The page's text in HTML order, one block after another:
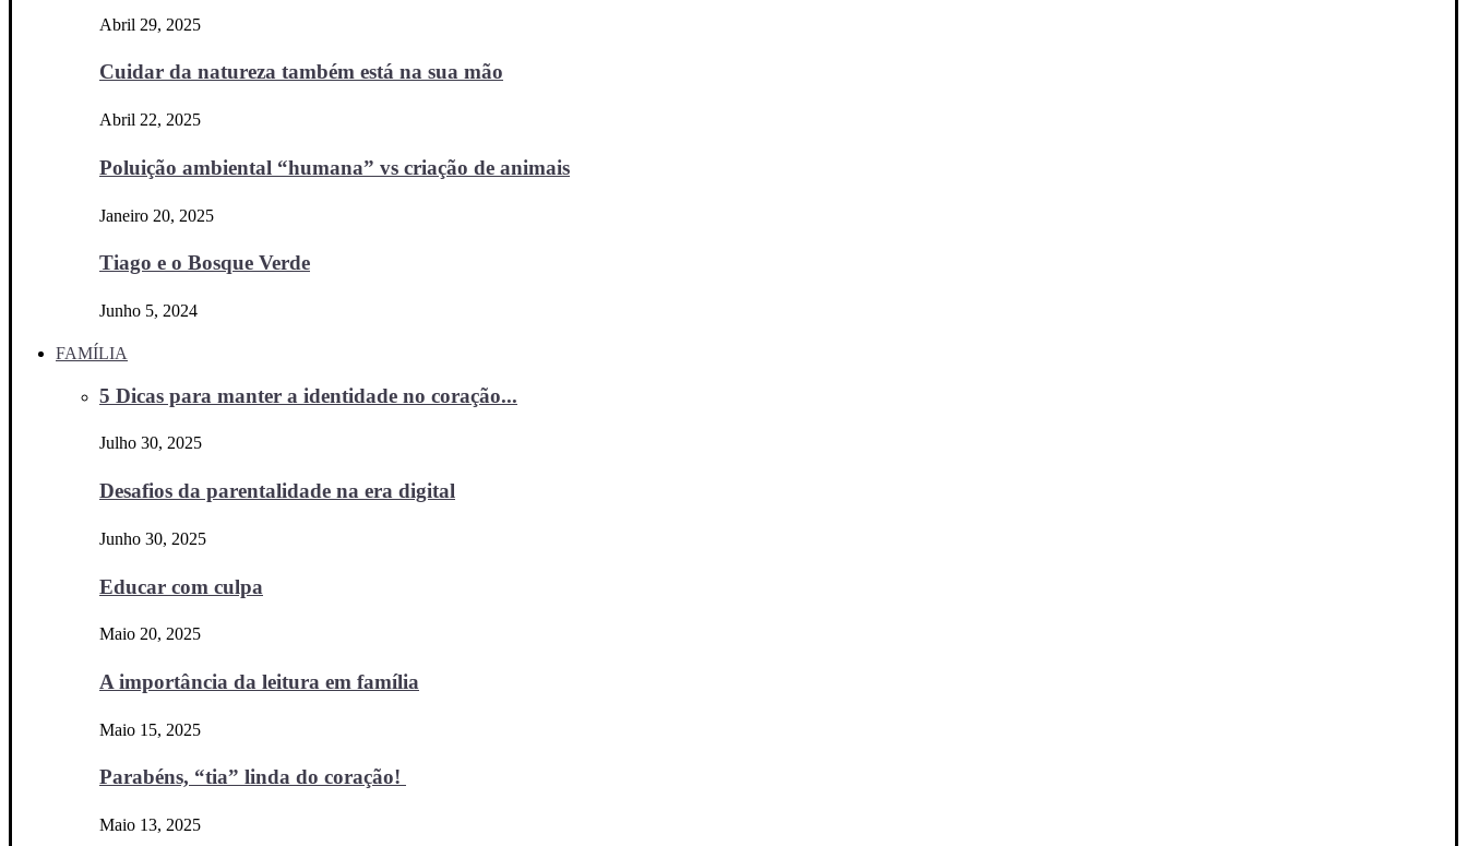
Abril 29, 2025
Cuidar da natureza também está na sua mão
Abril 22, 2025
Poluição ambiental “humana” vs criação de animais
Janeiro 20, 2025
Tiago e o Bosque Verde
Junho 5, 2024
FAMÍLIA
5 Dicas para manter a identidade no coração...
Julho 30, 2025
Desafios da parentalidade na era digital
Junho 30, 2025
Educar com culpa
Maio 20, 2025
A importância da leitura em família
Maio 15, 2025
Parabéns, “tia” linda do coração!
Maio 13, 2025